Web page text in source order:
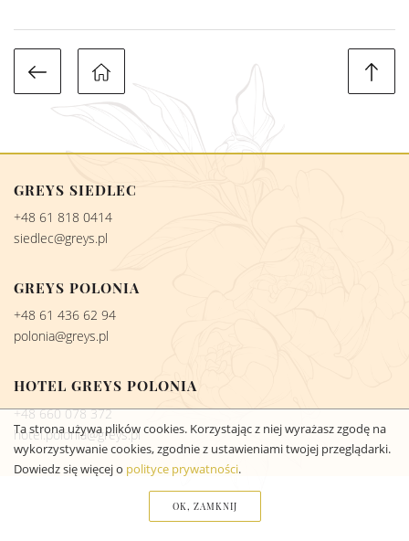
GREYS SIEDLEC
+48 61 818 0414
siedlec@greys.pl
GREYS POLONIA
+48 61 436 62 94
polonia@greys.pl
HOTEL GREYS POLONIA
+48 660 078 372
hotel.polonia@greys.pl
Ta strona używa plików cookies. Korzystając z niej wyrażasz zgodę na
wykorzystywanie cookies, zgodnie z ustawieniami twojej przeglądarki.
Dowiedz się więcej o polityce prywatności.
OK, ZAMKNIJ